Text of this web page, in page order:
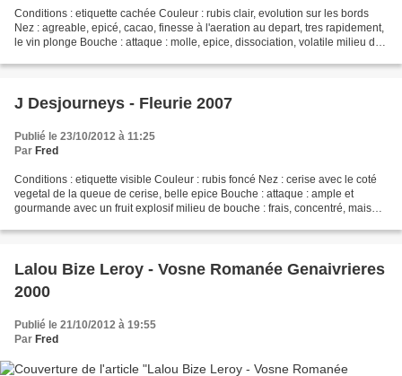
Conditions : etiquette cachée Couleur : rubis clair, evolution sur les bords
Nez : agreable, epicé, cacao, finesse à l'aeration au depart, tres rapidement,
le vin plonge Bouche : attaque : molle, epice, dissociation, volatile milieu de
J Desjourneys - Fleurie 2007
Publié le 23/10/2012 à 11:25
Par Fred
Conditions : etiquette visible Couleur : rubis foncé Nez : cerise avec le coté
vegetal de la queue de cerise, belle epice Bouche : attaque : ample et
gourmande avec un fruit explosif milieu de bouche : frais, concentré, mais
Lalou Bize Leroy - Vosne Romanée Genaivrieres
2000
Publié le 21/10/2012 à 19:55
Par Fred